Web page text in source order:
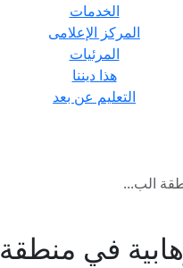
الخدمات
المركز الإعلامى
المرئيات
هذا ديننا
التعليم عن بعد
الب...
في منطقة